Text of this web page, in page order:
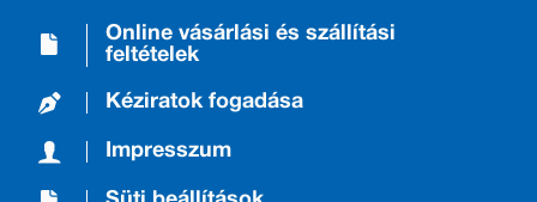
Online vásárlási és szállítási
feltételek
Kéziratok fogadása
Impresszum